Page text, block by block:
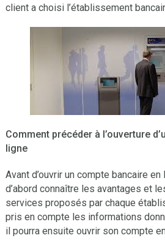
client a choisi l’établissement
Comment précéder à l’ouverture
ligne
Avant d’ouvrir un compte bancaire
d’abord connaître les avantages et
services proposés par chaque
pris en compte les informations
il pourra ensuite ouvrir son compte